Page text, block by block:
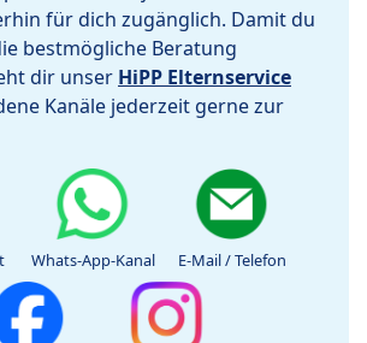
für dich zugänglich. Damit du
bestmögliche Beratung
dir unser HiPP Elternservice
Kanäle jederzeit gerne zur
Whats-App-Kanal E-Mail / Telefon